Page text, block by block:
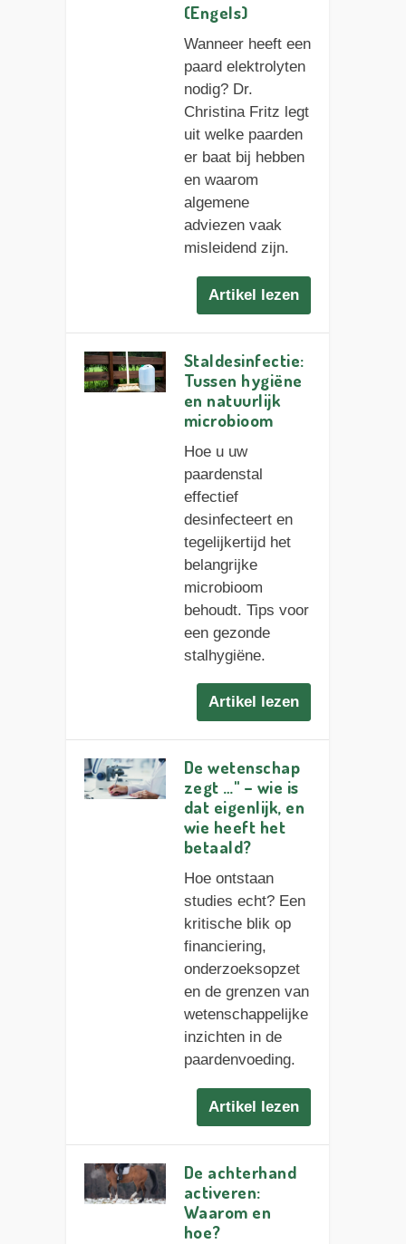
(Engels)
Wanneer heeft een
paard elektrolyten
nodig? Dr.
Christina Fritz legt
uit welke paarden
er baat bij hebben
en waarom
algemene
adviezen vaak
misleidend zijn.
Artikel lezen
Staldesinfectie:
Tussen hygiëne
en natuurlijk
microbioom
Hoe u uw
paardenstal
effectief
desinfecteert en
tegelijkertijd het
belangrijke
microbioom
behoudt. Tips voor
een gezonde
stalhygiëne.
Artikel lezen
De wetenschap
zegt …" – wie is
dat eigenlijk, en
wie heeft het
betaald?
Hoe ontstaan
studies echt? Een
kritische blik op
financiering,
onderzoeksopzet
en de grenzen van
wetenschappelijke
inzichten in de
paardenvoeding.
Artikel lezen
De achterhand
activeren:
Waarom en
hoe?